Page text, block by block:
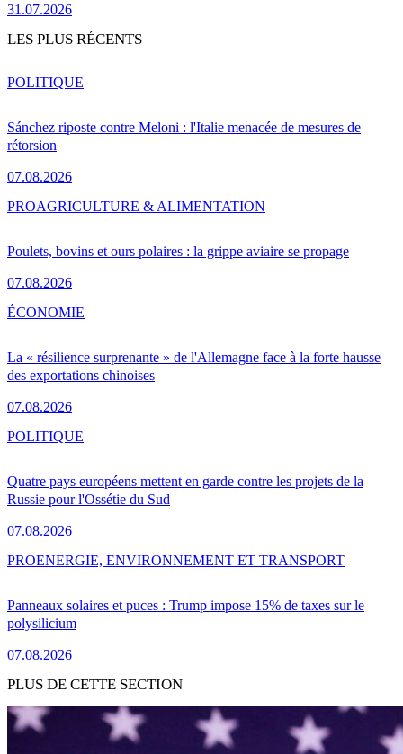
31.07.2026
LES PLUS RÉCENTS
Sánchez riposte contre Meloni : l'Italie menacée de mesures de
rétorsion
07.08.2026
POLITIQUE
Poulets, bovins et ours polaires : la grippe aviaire se propage
07.08.2026
PROAGRICULTURE & ALIMENTATION
La « résilience surprenante » de l'Allemagne face à la forte hausse
des exportations chinoises
07.08.2026
ÉCONOMIE
Quatre pays européens mettent en garde contre les projets de la
Russie pour l'Ossétie du Sud
07.08.2026
POLITIQUE
Panneaux solaires et puces : Trump impose 15% de taxes sur le
polysilicium
07.08.2026
PROENERGIE, ENVIRONNEMENT ET TRANSPORT
PLUS DE CETTE SECTION